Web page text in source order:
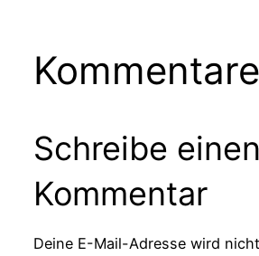
Kommentare
Schreibe einen
Kommentar
Deine E-Mail-Adresse wird